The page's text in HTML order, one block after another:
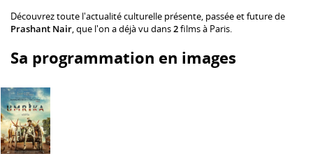
Découvrez toute l'actualité culturelle présente, passée et future de
Prashant Nair, que l'on a déjà vu dans2films à Paris.
Sa programmation en images